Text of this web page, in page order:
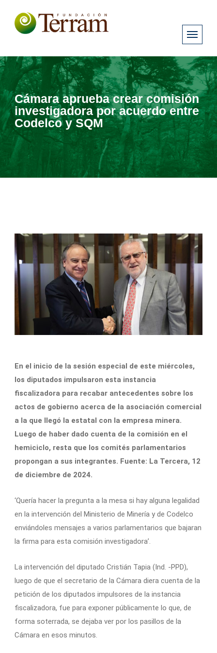
Cámara aprueba crear comisión
investigadora por acuerdo entre
Codelco y SQM
En el inicio de la sesión especial de este miércoles,
los diputados impulsaron esta instancia
fiscalizadora para recabar antecedentes sobre los
actos de gobierno acerca de la asociación comercial
a la que llegó la estatal con la empresa minera.
Luego de haber dado cuenta de la comisión en el
hemiciclo, resta que los comités parlamentarios
propongan a sus integrantes. Fuente: La Tercera, 12
de diciembre de 2024.
‘Quería hacer la pregunta a la mesa si hay alguna legalidad
en la intervención del Ministerio de Minería y de Codelco
enviándoles mensajes a varios parlamentarios que bajaran
la firma para esta comisión investigadora’.
La intervención del diputado Cristián Tapia (Ind. -PPD),
luego de que el secretario de la Cámara diera cuenta de la
petición de los diputados impulsores de la instancia
fiscalizadora, fue para exponer públicamente lo que, de
forma soterrada, se dejaba ver por los pasillos de la
Cámara en esos minutos.